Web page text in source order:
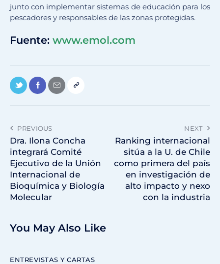
junto con implementar sistemas de educación para los
pescadores y responsables de las zonas protegidas.
Fuente: www.emol.com
PREVIOUS
Dra. Ilona Concha
integrará Comité
Ejecutivo de la Unión
Internacional de
Bioquímica y Biología
Molecular
NEXT
Ranking internacional
sitúa a la U. de Chile
como primera del país
en investigación de
alto impacto y nexo
con la industria
You May Also Like
ENTREVISTAS Y CARTAS